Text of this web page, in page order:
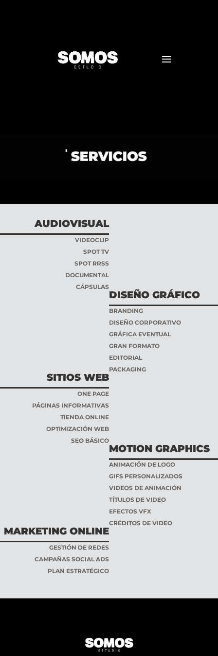
AUDIOVISUAL
VIDEOCLIP
SPOT TV
SPOT RRSS
DOCUMENTAL
CÁPSULAS
DISEÑO GRÁFICO
BRANDING
DISEÑO CORPORATIVO
GRÁFICA EVENTUAL
GRAN FORMATO
EDITORIAL
PACKAGING
SITIOS WEB
ONE PAGE
PÁGINAS INFORMATIVAS
TIENDA ONLINE
OPTIMIZACIÓN WEB
SEO BÁSICO
MOTION GRAPHICS
ANIMACIÓN DE LOGO
GIFS PERSONALIZADOS
VIDEOS DE ANIMACIÓN
TÍTULOS DE VIDEO
EFECTOS VFX
CRÉDITOS DE VIDEO
MARKETING ONLINE
GESTIÓN DE REDES
CAMPAÑAS SOCIAL ADS
PLAN ESTRATÉGICO